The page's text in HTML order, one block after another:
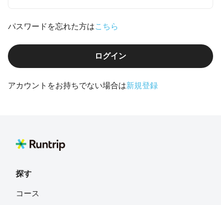
パスワードを忘れた方はこちら
ログイン
アカウントをお持ちでない場合は新規登録
探す
コース